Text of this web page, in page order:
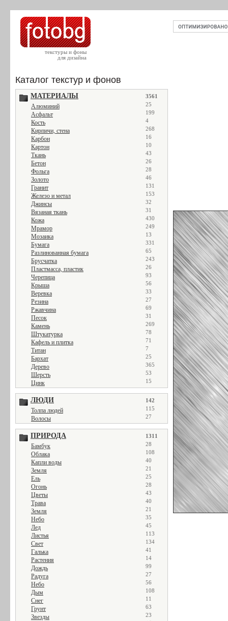
текстуры и фоны
для дизайна
Каталог текстур и фонов
МАТЕРИАЛЫ 3561
Алюминий 25
Асфальт 199
Кость 4
Кирпичи, стена 268
Карбон 16
Картон 10
Ткань 43
Бетон 26
Фольга 28
Золото 46
Гранит 131
Железо и метал 153
Джинсы 32
Вязаная ткань 31
Кожа 430
Мрамор 249
Мозаика 13
Бумага 331
Разлинованная бумага 65
Брусчатка 243
Пластмасса, пластик 26
Черепица 93
Крыша 56
Веревка 33
Резина 27
Ржавчина 69
Песок 31
Камень 269
Штукатурка 78
Кафель и плитка 71
Титан 7
Бархат 25
Дерево 365
Шерсть 53
Цинк 15
ЛЮДИ 142
Толпа людей 115
Волосы 27
ПРИРОДА 1311
Бамбук 28
Облака 108
Капли воды 40
Земля 21
Ель 25
Огонь 28
Цветы 43
Трава 40
Земля 21
Небо 35
Лед 45
Листья 113
Свет 134
Галька 41
Растения 14
Дождь 99
Радуга 27
Небо 56
Дым 108
Снег 11
Грунт 63
Звезды 23